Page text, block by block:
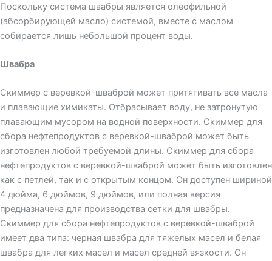
Поскольку система швабры является олеофильной
(абсорбирующей масло) системой, вместе с маслом
собирается лишь небольшой процент воды.
Швабра
Скиммер с веревкой-шваброй может притягивать все масла
и плавающие химикаты. Отбрасывает воду, не затронутую
плавающим мусором на водной поверхности. Скиммер для
сбора нефтепродуктов с веревкой-шваброй может быть
изготовлен любой требуемой длины. Скиммер для сбора
нефтепродуктов с веревкой-шваброй может быть изготовлен
как с петлей, так и с открытым концом. Он доступен шириной
4 дюйма, 6 дюймов, 9 дюймов, или полная версия
предназначена для производства сетки для швабры.
Скиммер для сбора нефтепродуктов с веревкой-шваброй
имеет два типа: черная швабра для тяжелых масел и белая
швабра для легких масел и масел средней вязкости. Он